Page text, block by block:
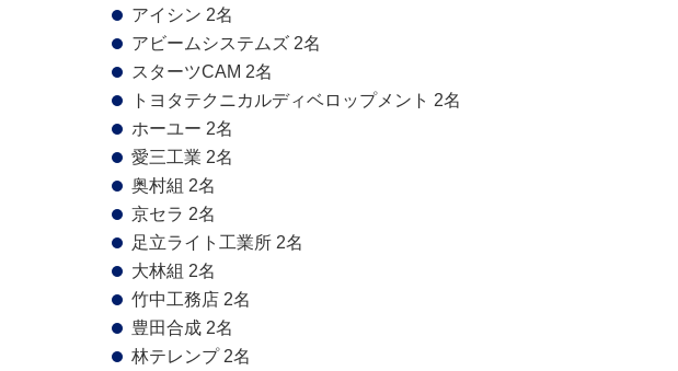
アイシン 2名
アビームシステムズ 2名
スターツCAM 2名
トヨタテクニカルディベロップメント 2名
ホーユー 2名
愛三工業 2名
奥村組 2名
京セラ 2名
足立ライト工業所 2名
大林組 2名
竹中工務店 2名
豊田合成 2名
林テレンプ 2名